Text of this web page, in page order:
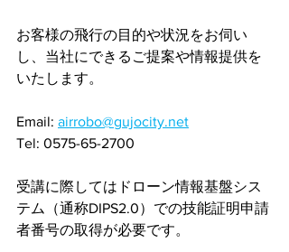
お客様の飛行の目的や状況をお伺い
し、当社にできるご提案や情報提供を
いたします。
Email: airrobo@gujocity.net
Tel: 0575-65-2700
受講に際してはドローン情報基盤シス
テム（通称DIPS2.0）での技能証明申請
者番号の取得が必要です。